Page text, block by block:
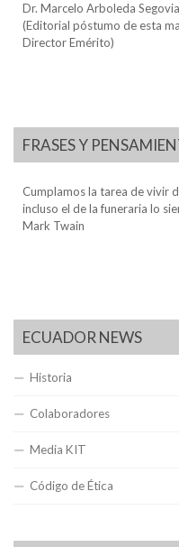
Dr. Marcelo Arboleda Segovia
(Editorial póstumo de esta
Director Emérito)
FRASES Y
Cumplamos la tarea de vivir
incluso el de la funeraria lo
Mark Twain
ECUADOR NEWS
Historia
Colaboradores
Media KIT
Código de Ética